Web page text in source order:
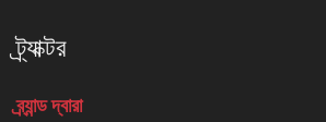
ট্র্যাক্টর
ব্র্যান্ড দ্বারা